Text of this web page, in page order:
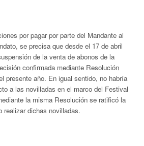
por pagar por parte del Mandante al
se precisa que desde el 17 de abril
de la venta de abonos de la
confirmada mediante Resolución
presente año. En igual sentido, no habría
a las novilladas en el marco del Festival
la misma Resolución se ratificó la
realizar dichas novilladas.